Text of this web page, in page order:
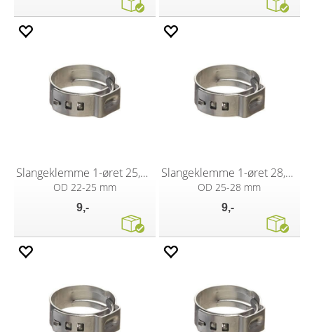
Slangeklemme 1-øret 25,6 mm
OD 22-25 mm
9,-
Slangeklemme 1-øret 28,5 mm
OD 25-28 mm
9,-